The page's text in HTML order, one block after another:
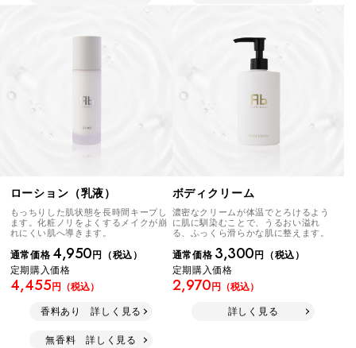
ローション（乳液）
もっちりした肌状態を長時間キープし
ます。化粧ノリをよくするメイクが崩
れにくい肌へ導きます。
通常価格 4,950円（税込）
定期購入価格
4,455円（税込）
香料あり 詳しく見る
無香料 詳しく見る
ボディクリーム
濃密なクリームが体温でとろけるよう
に肌に馴染むことで、うるおい溢れ
る、ふっくら滑らかな肌に整えます。
通常価格 3,300円（税込）
定期購入価格
2,970円（税込）
詳しく見る